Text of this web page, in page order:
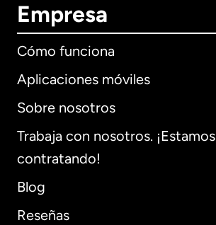
Empresa
Cómo funciona
Aplicaciones móviles
Sobre nosotros
Trabaja con nosotros. ¡Estamos
contratando!
Blog
Reseñas